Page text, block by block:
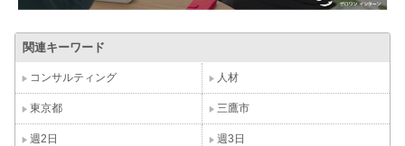
関連キーワード
コンサルティング 人材
東京都 三鷹市
週2日 週3日